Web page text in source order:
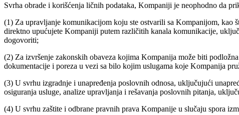
Svrha obrade i korišćenja ličnih podataka, Kompaniji je neophodno da
(1) Za upravljanje komunikacijom koju ste ostvarili sa Kompanijom, kao
direktno upućujete Kompaniji putem različitih kanala komunikacije,
dogovoriti;
(2) Za izvršenje zakonskih obaveza kojima Kompanija može biti
dokumentacije i poreza u vezi sa bilo kojim uslugama koje Kompanija
(3) U svrhu izgradnje i unapređenja poslovnih odnosa, uključujući
osiguranja usluge, analize upravljanja i rešavanja poslovnih pitanja,
(4) U svrhu zaštite i odbrane pravnih prava Kompanije u slučaju spora